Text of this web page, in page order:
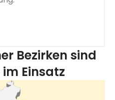
Bezirken sind
Einsatz